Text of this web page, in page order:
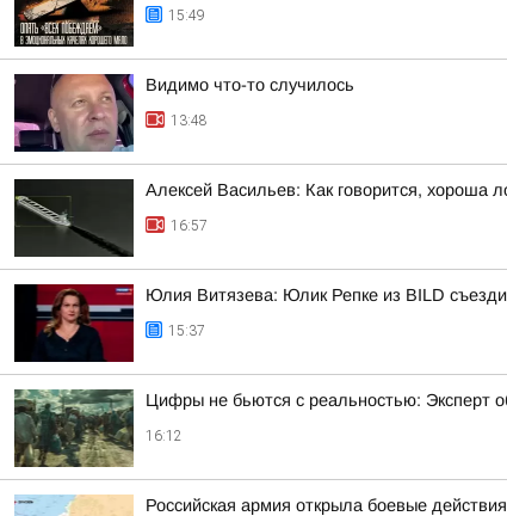
15:49
Видимо что-то случилось
13:48
Алексей Васильев: Как говорится, хороша
16:57
Юлия Витязева: Юлик Репке из BILD
15:37
Цифры не бьются с реальностью: Эксперт
16:12
Российская армия открыла боевые